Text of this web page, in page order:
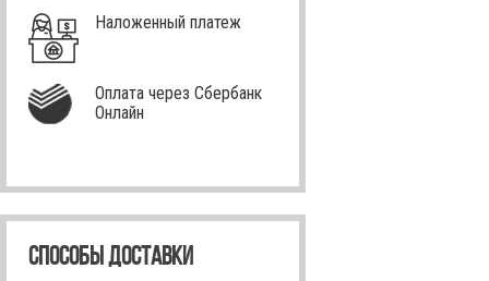
Наложенный платеж
Оплата через Сбербанк
Онлайн
СПОСОБЫ ДОСТАВКИ